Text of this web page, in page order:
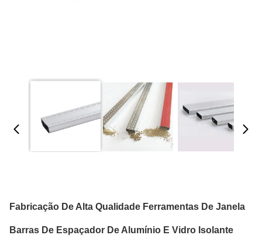
Fabricação De Alta Qualidade Ferramentas De Janela
Barras De Espaçador De Alumínio E Vidro Isolante